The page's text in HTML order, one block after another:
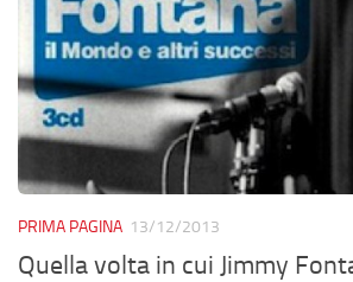
PRIMA PAGINA 13/12/2013
Quella volta in cui Jimmy